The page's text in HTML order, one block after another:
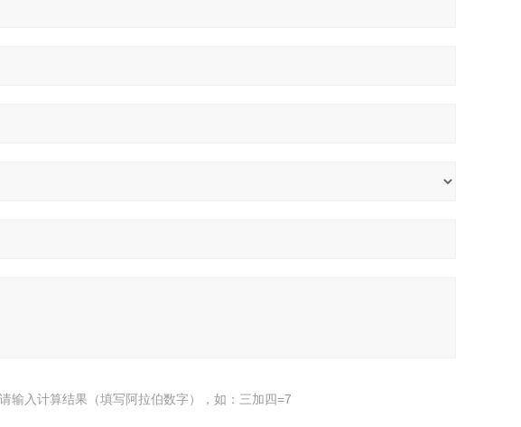
请输入计算结果（填写阿拉伯数字），如：三加四=7